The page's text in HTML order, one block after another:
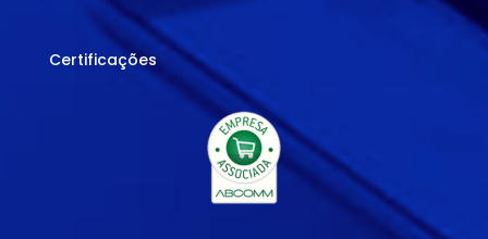
Certificações